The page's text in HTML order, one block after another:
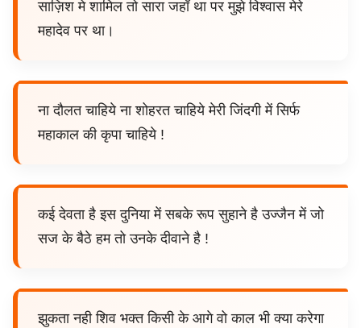
साज़िश मे शामिल तो सारा जहाँ था पर मुझे विश्वास मेरे
महादेव पर था।
ना दौलत चाहिये ना शोहरत चाहिये मेरी जिंदगी में सिर्फ
महाकाल की कृपा चाहिये !
कई देवता है इस दुनिया में सबके रूप सुहाने है उज्जैन में जो
सज के बैठे हम तो उनके दीवाने है !
झुकता नही शिव भक्त किसी के आगे वो काल भी क्या करेगा